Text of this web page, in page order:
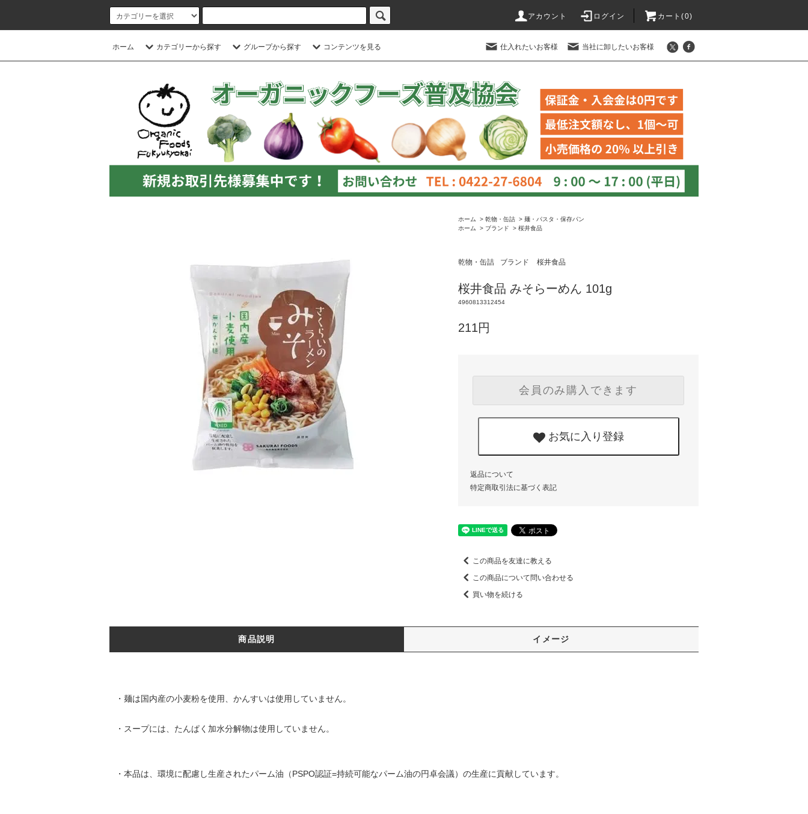
アカウント ログイン カート(0)
ホーム カテゴリーから探す グループから探す コンテンツを見る 仕入れたいお客様 当社に卸したいお客様
ホーム > 乾物・缶詰 > 麺・パスタ・保存パン
ホーム
> ブランド > 桜井食品
乾物・缶詰 ブランド 桜井食品
桜井食品 みそらーめん 101g
4960813312454
211円
会員のみ購入できます
お気に入り登録
返品について
特定商取引法に基づく表記
この商品を友達に教える
この商品について問い合わせる
買い物を続ける
商品説明 イメージ
・麺は国内産の小麦粉を使用、かんすいは使用していません。
・スープには、たんぱく加水分解物は使用していません。
・本品は、環境に配慮し生産されたパーム油（PSPO認証=持続可能なパーム油の円卓会議）の生産に貢献しています。